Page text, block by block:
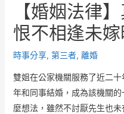
【婚姻法律
恨不相逢未嫁
時事分享, 第三者, 離婚
雙姐在公家機關服務了近二
年和同事結婚，成為該機關
麼想法，雖然不討厭先生也
導
覽